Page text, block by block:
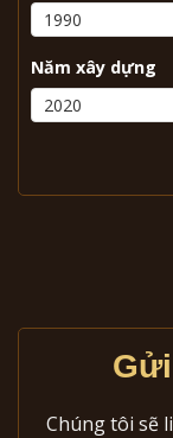
Năm xây dựng
Chúng tôi sẽ